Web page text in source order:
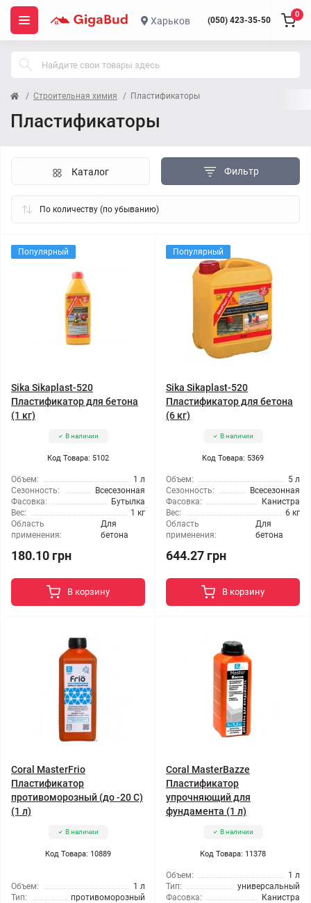
Харьков (050) 423-35-50
0
Строительная химия Пластификаторы
Пластификаторы
Фильтр
Каталог
Популярный
Sika Sikaplast-520
Пластификатор для бетона
(1 кг)
В наличии
Код Товара: 5102
Объем:
1 л
Сезонность:
Всесезонная
Фасовка:
Бутылка
Вес:
1 кг
Область
применения:
Для
бетона
180.10 грн
В корзину
Популярный
Sika Sikaplast-520
Пластификатор для бетона
(6 кг)
В наличии
Код Товара: 5369
Объем:
5 л
Сезонность:
Всесезонная
Фасовка:
Канистра
Вес:
6 кг
Область
применения:
Для
бетона
644.27 грн
В корзину
Coral MasterFrio
Пластификатор
противоморозный (до -20 С)
(1 л)
В наличии
Код Товара: 10889
Объем:
1 л
Тип:
противоморозный
Coral MasterBazze
Пластификатор
упрочняющий для
фундамента (1 л)
В наличии
Код Товара: 11378
Объем:
1 л
Тип:
универсальный
Фасовка:
Канистра